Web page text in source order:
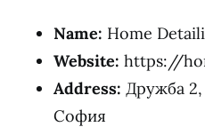
Name: Home
Website: https://
Address: Дружба 2,
София